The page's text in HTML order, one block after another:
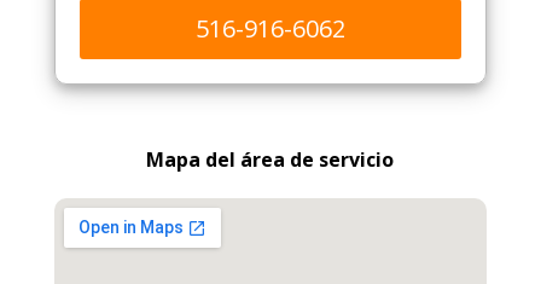
516-916-6062
Mapa del área de servicio